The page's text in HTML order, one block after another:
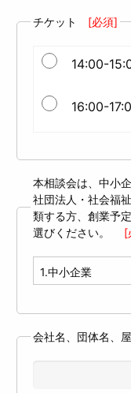
チケット [必須]
14:00-
16:00-
本相談会は、中小
社団法人・社会福
類する方、創業予
選びください。
[
会社名、団体名、